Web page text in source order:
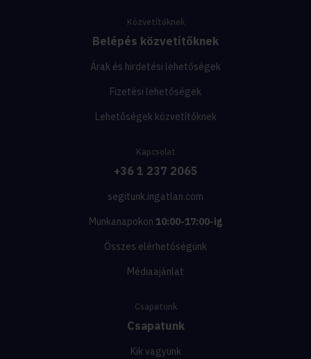
Közvetítőknek
Belépés közvetítőknek
Árak és hirdetési lehetőségek
Fizetési lehetőségek
Lehetőségek közvetítőknek
Kapcsolat
+36 1 237 2065
segitunk.ingatlan.com
Munkanapokon 10:00-17:00-ig
Összes elérhetőségünk
Médiaajánlat
Csapatunk
Csapatunk
Kik vagyunk